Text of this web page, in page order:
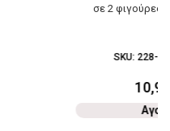
σε 2 φιγούρες
SKU: 228-